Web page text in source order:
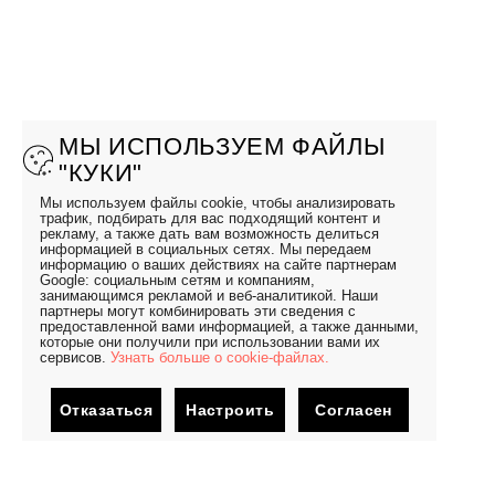
МЫ ИСПОЛЬЗУЕМ ФАЙЛЫ
"КУКИ"
Мы используем файлы cookie, чтобы анализировать
трафик, подбирать для вас подходящий контент и
рекламу, а также дать вам возможность делиться
информацией в социальных сетях. Мы передаем
информацию о ваших действиях на сайте партнерам
Google: социальным сетям и компаниям,
занимающимся рекламой и веб-аналитикой. Наши
партнеры могут комбинировать эти сведения с
предоставленной вами информацией, а также данными,
которые они получили при использовании вами их
сервисов. Узнать больше о cookie-файлах.
Отказаться Настроить Согласен